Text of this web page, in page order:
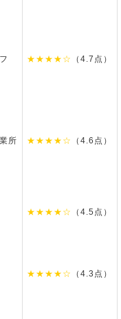
★★★★☆ （4.7点）
所 ★★★★☆ （4.6点）
★★★★☆ （4.5点）
★★★★☆ （4.3点）